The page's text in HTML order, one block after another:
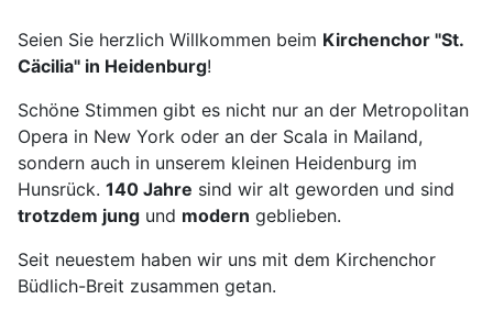
Seien Sie herzlich Willkommen beim Kirchenchor "St.
Cäcilia" in Heidenburg!
Schöne Stimmen gibt es nicht nur an der Metropolitan
Opera in New York oder an der Scala in Mailand,
sondern auch in unserem kleinen Heidenburg im
Hunsrück. 140 Jahre sind wir alt geworden und sind
trotzdem jung und modern geblieben.
Seit neuestem haben wir uns mit dem Kirchenchor
Büdlich-Breit zusammen getan.